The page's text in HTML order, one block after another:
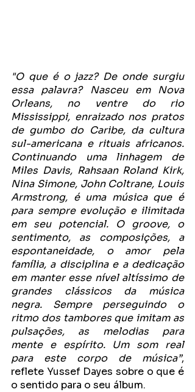
"O que é o jazz? De onde surgiu
essa palavra? Nasceu em Nova
Orleans, no ventre do rio
Mississippi, enraizado nos pratos
de gumbo do Caribe, da cultura
sul-americana e rituais africanos.
Continuando uma linhagem de
Miles Davis, Rahsaan Roland Kirk,
Nina Simone, John Coltrane, Louis
Armstrong, é uma música que é
para sempre evolução e ilimitada
em seu potencial. O groove, o
sentimento, as composições, a
espontaneidade, o amor pela
família, a disciplina e a dedicação
em manter esse nível altíssimo de
grandes clássicos da música
negra. Sempre perseguindo o
ritmo dos tambores que imitam as
pulsações, as melodias para
mente e espírito. Um som real
para este corpo de música”,
reflete Yussef Dayes sobre o que é
o sentido para o seu álbum.